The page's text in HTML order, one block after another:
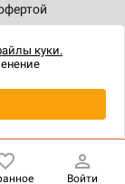
Войти
куки.